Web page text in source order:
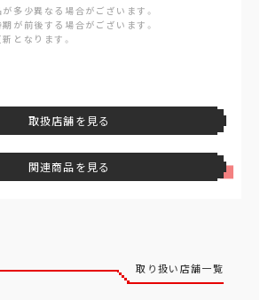
多少異なる場合がございます。
が前後する場合がございます。
となります。
取扱店舗を見る
関連商品を見る
取り扱い店舗一覧